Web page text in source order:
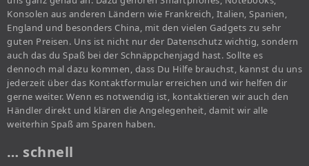
Konsolen aus anderen Ländern wie Frankreich, Italien, Spanien,
England und besonders China, mit den vielen Gadgets zu sehr
guten Preisen. Uns ist nicht nur der Datenschutz wichtig, sondern
auch das du Spaß bei der Schnäppchenjagd hast. Sollte es
dennoch mal dazu kommen, dass Du Hilfe brauchst, kannst du uns
jederzeit über das Kontaktformular erreichen und wir helfen dir
gerne weiter. Wenn es notwendig ist, kontaktieren wir auch den
Händler direkt und klären die Angelegenheit, damit wir alle
weiterhin Spaß am Sparen haben.
… schnell